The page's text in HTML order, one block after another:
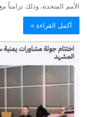
الأمم المتحدة، وذلك تزامناً
أكمل القراءة »